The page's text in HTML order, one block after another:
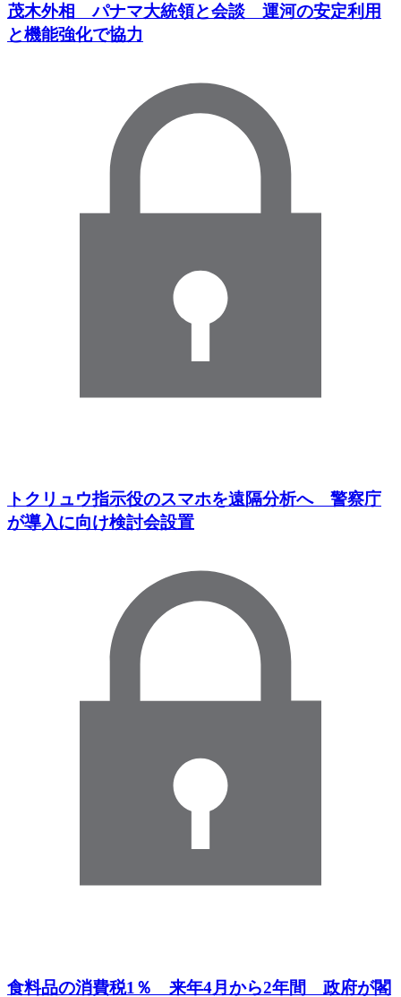
茂木外相 パナマ大統領と会談 運河の安定利用
と機能強化で協力
トクリュウ指示役のスマホを遠隔分析へ 警察庁
が導入に向け検討会設置
食料品の消費税1％ 来年4月から2年間 政府が閣